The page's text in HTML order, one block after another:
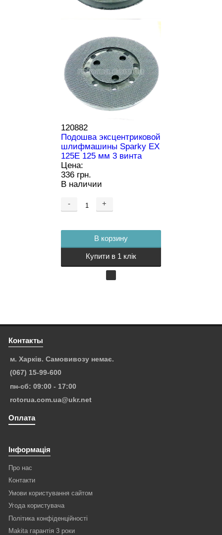
120882
Подошва эксцентриковой
шлифмашины Sparky EX
125E 125 мм 3 винта
Цена:
336 грн.
В наличии
- +
В корзину
Купити в 1 клік
Контакты
м. Харків. Самовивозу немає.
(067) 15-99-600
пн-сб: 09:00 - 17:00
rotorua.com.ua@ukr.net
Оплата
Інформація
Про нас
Контакти
Умови користування сайтом
Угода користувача
Політика конфіденційності
Makita гарантія 3 роки